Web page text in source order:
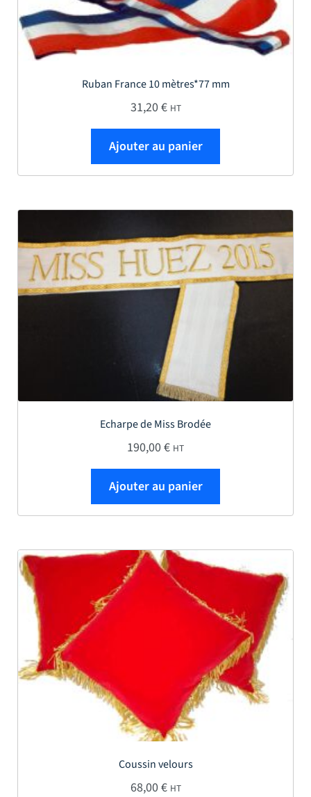
Ruban France 10 mètres*77 mm
31,20€ HT
Ajouter au panier
Echarpe de Miss Brodée
190,00€ HT
Ajouter au panier
Coussin velours
68,00€ HT